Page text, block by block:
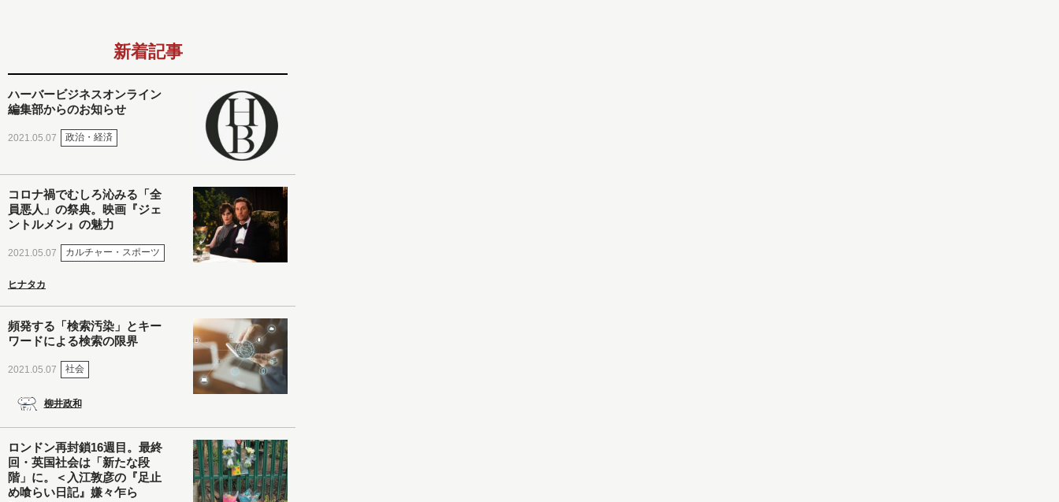
新着記事
ハーバービジネスオンライン
編集部からのお知らせ
2021.05.07 政治・経済
コロナ禍でむしろ沁みる「全
員悪人」の祭典。映画『ジェ
ントルメン』の魅力
2021.05.07 カルチャー・スポーツ
ヒナタカ
頻発する「検索汚染」とキー
ワードによる検索の限界
2021.05.07 社会
柳井政和
ロンドン再封鎖16週目。最終
回・英国社会は「新たな段
階」に。＜入江敦彦の『足止
め喰らい日記』嫌々乍ら